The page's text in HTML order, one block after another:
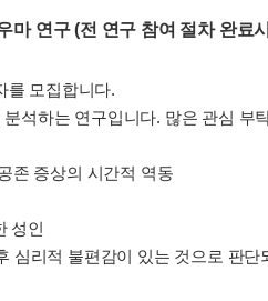
마 연구 (전 연구 참여 절차 완료
를 모집합니다.
석하는 연구입니다. 많은 관심 부
존 증상의 시간적 역동
성인
심리적 불편감이 있는 것으로 판단